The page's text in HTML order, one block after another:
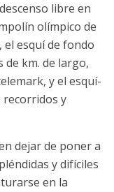
libre en
olímpico de
esquí de fondo
de km. de largo,
y el esquí-
recorridos y
dejar de poner a
y difíciles
en la